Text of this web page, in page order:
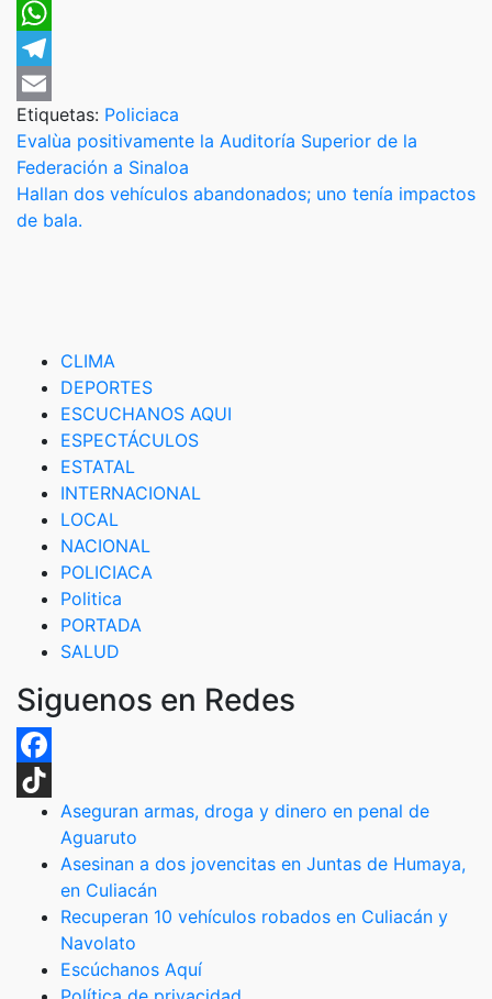
Facebook
WhatsApp
Telegram
Email
Etiquetas: Policiaca
Navegación
de
entradas
Evalùa positivamente la Auditoría Superior de la
Federación a Sinaloa
Hallan dos vehículos abandonados; uno tenía impactos
de bala.
CLIMA
DEPORTES
ESCUCHANOS AQUI
ESPECTÁCULOS
ESTATAL
INTERNACIONAL
LOCAL
NACIONAL
POLICIACA
Politica
PORTADA
SALUD
Siguenos en Redes
Facebook
TikTokAseguran armas, droga y dinero en penal de
Aguaruto
Asesinan a dos jovencitas en Juntas de Humaya,
en Culiacán
Recuperan 10 vehículos robados en Culiacán y
Navolato
Escúchanos Aquí